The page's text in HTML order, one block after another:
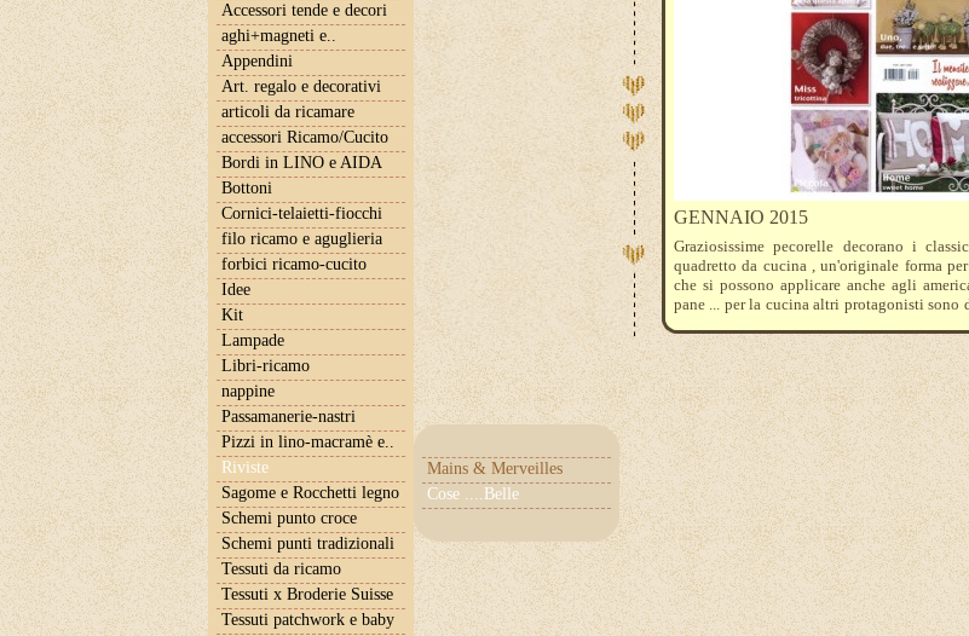
Accessori tende e decori
aghi+magneti e..
Appendini
Art. regalo e decorativi
articoli da ricamare
accessori Ricamo/Cucito
Bordi in LINO e AIDA
Bottoni
Cornici-telaietti-fiocchi
filo ricamo e aguglieria
forbici ricamo-cucito
Idee
Kit
Lampade
Libri-ricamo
nappine
Passamanerie-nastri
Pizzi in lino-macramè e..
Riviste
Mains & Merveilles
Cose ....Belle
Sagome e Rocchetti legno
Schemi punto croce
Schemi punti tradizionali
Tessuti da ricamo
Tessuti x Broderie Suisse
Tessuti patchwork e baby
GENNAIO 2015
Graziosissime pecorelle decorano i
quadretto da cucina , un'originale forma
che si possono applicare anche agli
pane ... per la cucina altri protagonisti sono
tricottina ...come ogni mese non mancano
e borsine e tra le cosine da bambini un